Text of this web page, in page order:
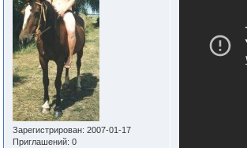
Зарегистрирован: 2007-01-17
Приглашений: 0